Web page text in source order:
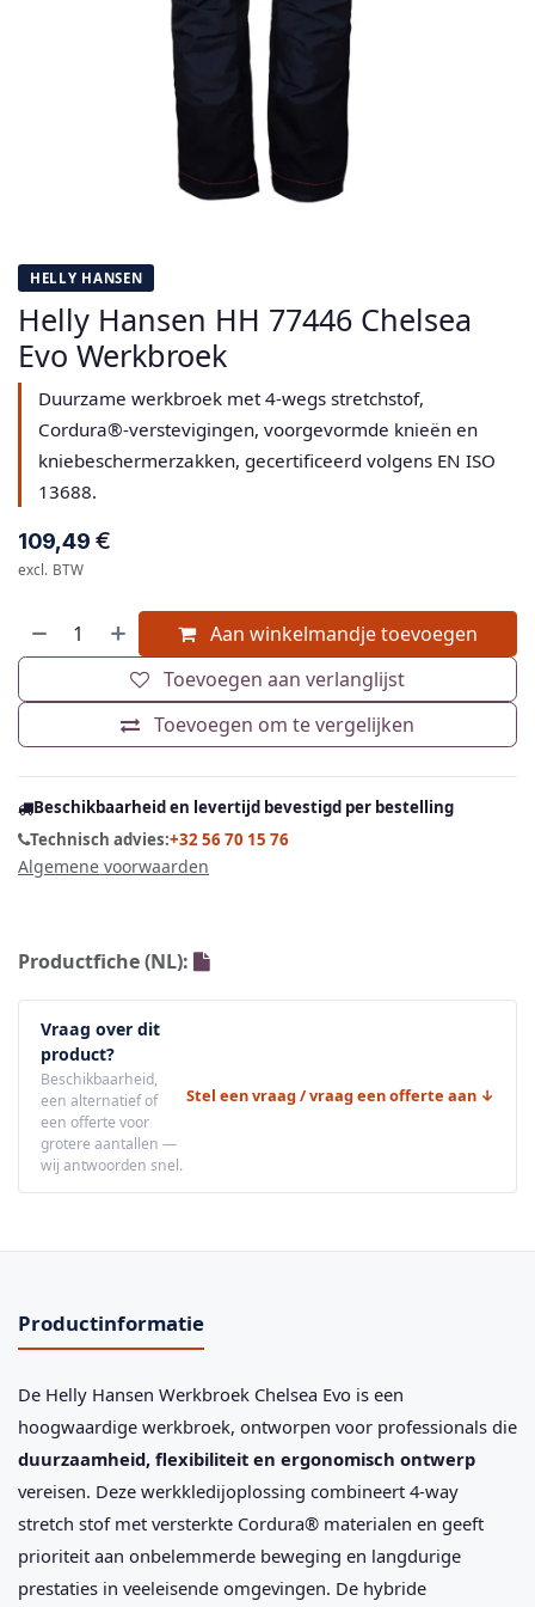
HELLY HANSEN
Helly Hansen HH 77446 Chelsea
Evo Werkbroek
Duurzame werkbroek met 4-wegs stretchstof,
Cordura®-verstevigingen, voorgevormde knieën en
kniebeschermerzakken, gecertificeerd volgens EN ISO
13688.
109,49 €
excl. BTW
Aan winkelmandje toevoegen
Toevoegen om te vergelijken
Toevoegen aan verlanglijst
Beschikbaarheid en levertijd bevestigd per bestelling
Technisch advies:+32 56 70 15 76
Algemene voorwaarden
Productfiche (NL):
Vraag over dit
product?
Beschikbaarheid,
een alternatief of
een offerte voor
grotere aantallen —
wij antwoorden snel.
Stel een vraag / vraag een offerte aan ↓
Productinformatie
De Helly Hansen Werkbroek Chelsea Evo is een
hoogwaardige werkbroek, ontworpen voor professionals die
duurzaamheid, flexibiliteit en ergonomisch ontwerp
vereisen. Deze werkkledijoplossing combineert 4-way
stretch stof met versterkte Cordura® materialen en geeft
prioriteit aan onbelemmerde beweging en langdurige
prestaties in veeleisende omgevingen. De hybride